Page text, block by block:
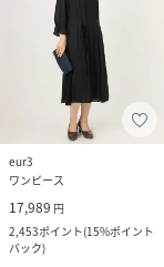
eur3
ワンピース
17,989 円
2,453ポイント(15%ポイント
バック)